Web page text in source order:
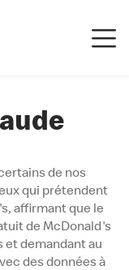
de nos
qui prétendent
affirmant que le
de McDonald's
demandant au
des données à